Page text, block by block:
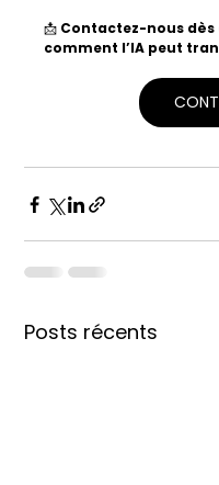
📩 Contactez-nous
comment l’IA peut
Posts récents